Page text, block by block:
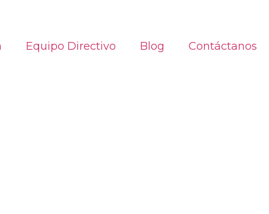
Equipo Directivo Blog Contáctanos